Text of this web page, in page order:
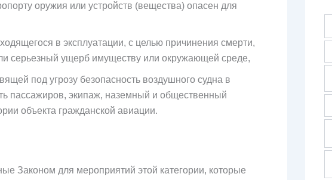
оружия или устройств (вещества) опасен для
в эксплуатации, с целью причинения смерти,
серьезный ущерб имуществу или окружающей среде,
под угрозу безопасность воздушного судна в
пассажиров, экипаж, наземный и общественный
объекта гражданской авиации.
Законом для мероприятий этой категории, которые